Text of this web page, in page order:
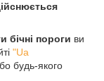
бічні пороги ви
"Ua
будь-якого